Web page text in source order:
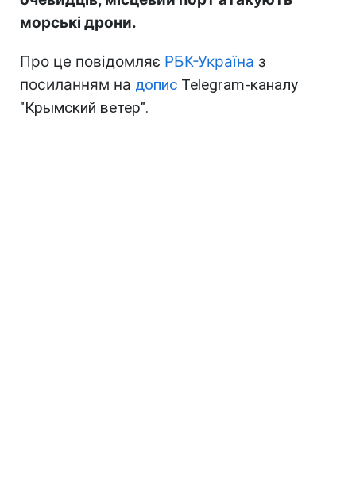
морські дрони.
Про це повідомляє РБК-Україна з
посиланням на допис Telegram-каналу
"Крымский ветер".